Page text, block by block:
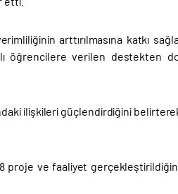
arttırılmasına katkı
öğrencilere verilen destekten
ilişkileri güçlendirdiğini
proje ve faaliyet